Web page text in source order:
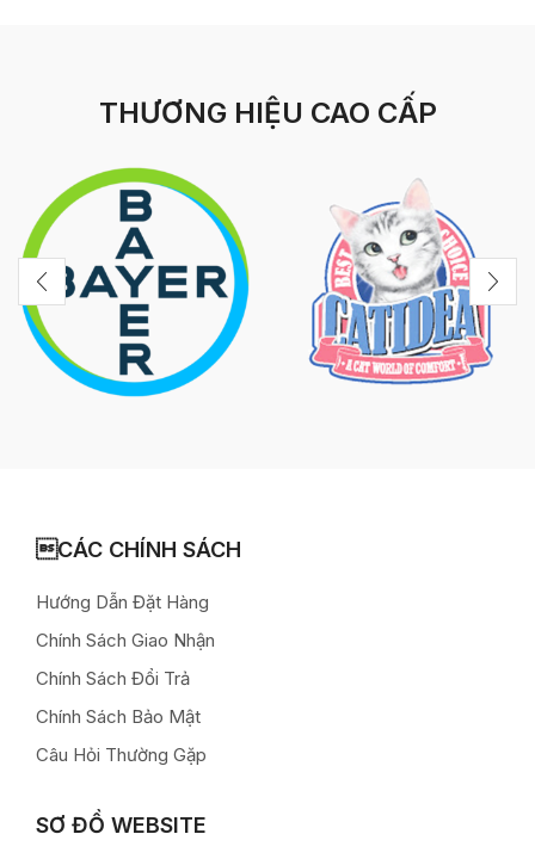
THƯƠNG HIỆU CAO CẤP
CÁC CHÍNH SÁCH
Hướng Dẫn Đặt Hàng
Chính Sách Giao Nhận
Chính Sách Đổi Trả
Chính Sách Bảo Mật
Câu Hỏi Thường Gặp
SƠ ĐỒ WEBSITE